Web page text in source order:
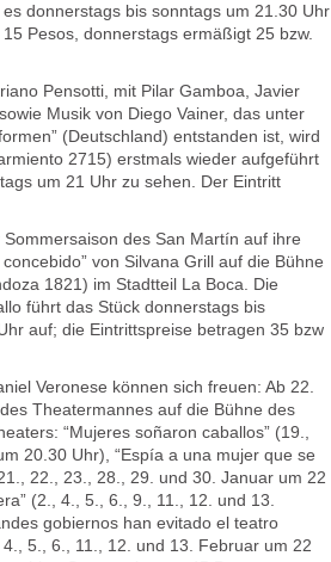
donnerstags bis sonntags um 21.30 Uhr
Pesos, donnerstags ermäßigt 25 bzw.
Pensotti, mit Pilar Gamboa, Javier
Musik von Diego Vainer, das unter
(Deutschland) entstanden ist, wird
2715) erstmals wieder aufgeführt
um 21 Uhr zu sehen. Der Eintritt
des San Martín auf ihre
von Silvana Grill auf die Bühne
1821) im Stadtteil La Boca. Die
führt das Stück donnerstags bis
auf; die Eintrittspreise betragen 35 bzw
Veronese können sich freuen: Ab 22.
Theatermannes auf die Bühne des
“Mujeres soñaron caballos” (19.,
20.30 Uhr), “Espía a una mujer que se
22., 23., 28., 29. und 30. Januar um 22
(2., 4., 5., 6., 9., 11., 12. und 13.
gobiernos han evitado el teatro
5., 6., 11., 12. und 13. Februar um 22